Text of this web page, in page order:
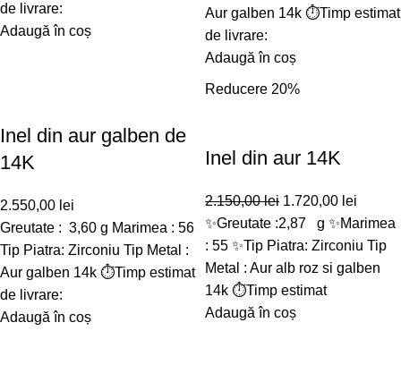
de livrare:
Adaugă în coș
Aur galben 14k ⏱️Timp estimat
de livrare:
Adaugă în coș
Inel din aur galben de
14K
2.550,00 lei
Greutate : 3,60 g Marimea : 56
Tip Piatra: Zirconiu Tip Metal :
Aur galben 14k ⏱️Timp estimat
de livrare:
Adaugă în coș
Reducere 20%
Inel din aur 14K
2.150,00lei 1.720,00 lei
✨Greutate :2,87 g ✨Marimea
: 55 ✨Tip Piatra: Zirconiu Tip
Metal : Aur alb roz si galben
14k ⏱️Timp estimat
Adaugă în coș